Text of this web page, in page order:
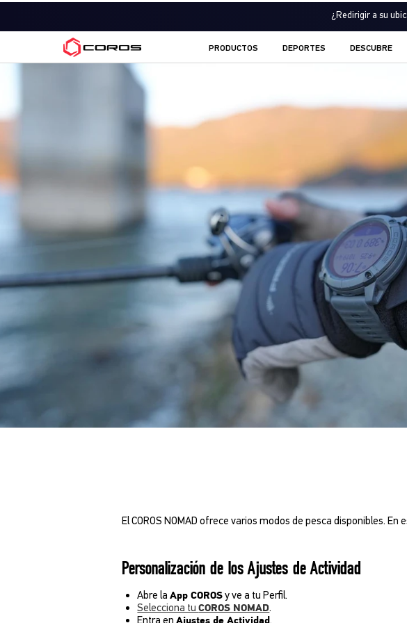
¿Redirigir a su
COROS ES
PRODUCTOS DEPORTES DESCUBRE
El COROS NOMAD ofrece varios modos de pesca disponibles.
Personalización de los Ajustes de Actividad
Abre laApp COROSy ve a tu Perfil.
Selecciona tuCOROS NOMAD.
Entra en
.